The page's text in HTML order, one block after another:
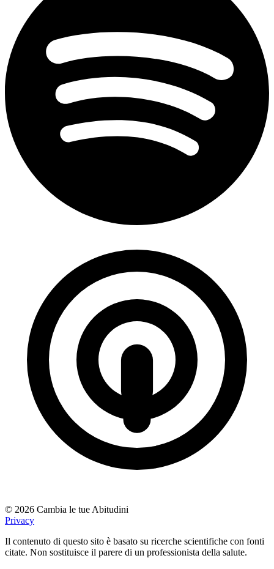
© 2026 Cambia le tue Abitudini
Privacy
Il contenuto di questo sito è basato su ricerche scientifiche con fonti
citate. Non sostituisce il parere di un professionista della salute.